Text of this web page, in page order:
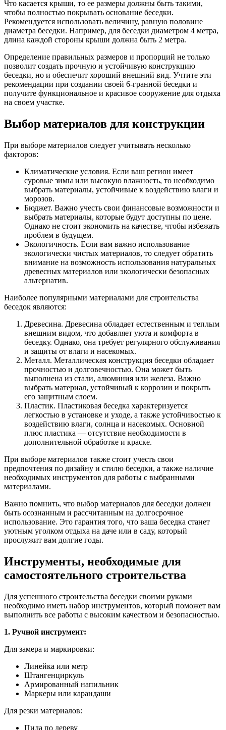
Что касается крыши, то ее размеры должны быть такими,
чтобы полностью покрывать основание беседки.
Рекомендуется использовать величину, равную половине
диаметра беседки. Например, для беседки диаметром 4 метра,
длина каждой стороны крыши должна быть 2 метра.
Определение правильных размеров и пропорций не только
позволит создать прочную и устойчивую конструкцию
беседки, но и обеспечит хороший внешний вид. Учтите эти
рекомендации при создании своей 6-гранной беседки и
получите функциональное и красивое сооружение для отдыха
на своем участке.
Выбор материалов для конструкции
При выборе материалов следует учитывать несколько
факторов:
Климатические условия. Если ваш регион имеет
суровые зимы или высокую влажность, то необходимо
выбрать материалы, устойчивые к воздействию влаги и
морозов.
Бюджет. Важно учесть свои финансовые возможности и
выбрать материалы, которые будут доступны по цене.
Однако не стоит экономить на качестве, чтобы избежать
проблем в будущем.
Экологичность. Если вам важно использование
экологически чистых материалов, то следует обратить
внимание на возможность использования натуральных
древесных материалов или экологически безопасных
альтернатив.
Наиболее популярными материалами для строительства
беседок являются:
Древесина. Древесина обладает естественным и теплым
внешним видом, что добавляет уюта и комфорта в
беседку. Однако, она требует регулярного обслуживания
и защиты от влаги и насекомых.
Металл. Металлическая конструкция беседки обладает
прочностью и долговечностью. Она может быть
выполнена из стали, алюминия или железа. Важно
выбрать материал, устойчивый к коррозии и покрыть
его защитным слоем.
Пластик. Пластиковая беседка характеризуется
легкостью в установке и уходе, а также устойчивостью к
воздействию влаги, солнца и насекомых. Основной
плюс пластика — отсутствие необходимости в
дополнительной обработке и краске.
При выборе материалов также стоит учесть свои
предпочтения по дизайну и стилю беседки, а также наличие
необходимых инструментов для работы с выбранными
материалами.
Важно помнить, что выбор материалов для беседки должен
быть осознанным и рассчитанным на долгосрочное
использование. Это гарантия того, что ваша беседка станет
уютным уголком отдыха на даче или в саду, который
прослужит вам долгие годы.
Инструменты, необходимые для
самостоятельного строительства
Для успешного строительства беседки своими руками
необходимо иметь набор инструментов, который поможет вам
выполнить все работы с высоким качеством и безопасностью.
1. Ручной инструмент:
Для замера и маркировки:
Линейка или метр
Штангенциркуль
Армированный напильник
Маркеры или карандаши
Для резки материалов:
Пила по дереву